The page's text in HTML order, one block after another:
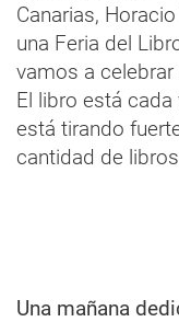
Canarias,
una Feria del
vamos a
El libro está
está tirando
cantidad de
Una mañana